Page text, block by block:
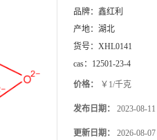
品牌： 鑫红利
产地： 湖北
货号： XHL0141
cas： 12501-23-4
价格： ￥1/千克
发布日期： 2023-08-11
更新日期： 2026-08-07